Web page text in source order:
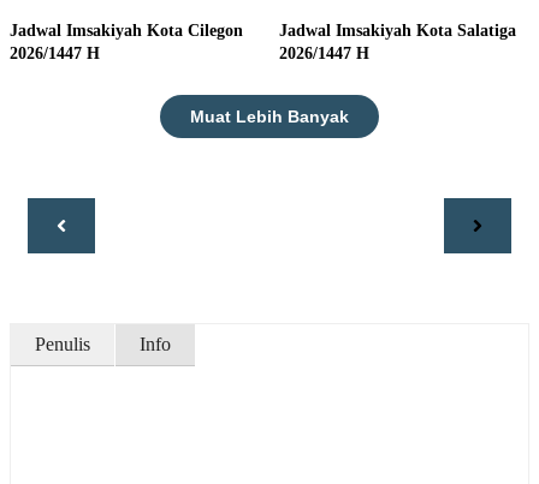
Jadwal Imsakiyah Kota Cilegon
2026/1447 H
Jadwal Imsakiyah Kota Salatiga
2026/1447 H
Muat Lebih Banyak
Penulis Info